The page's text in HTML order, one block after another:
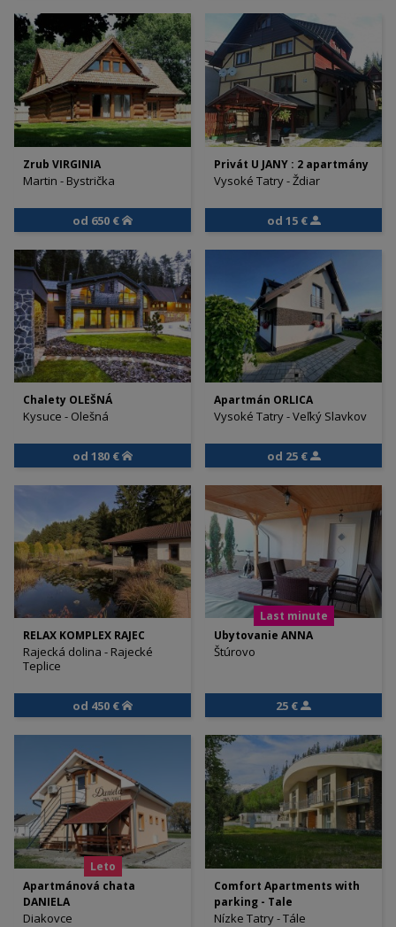
Zrub VIRGINIA
Martin - Bystrička
od 650 €
Privát U JANY : 2 apartmány
Vysoké Tatry - Ždiar
od 15 €
Chalety OLEŠNÁ
Kysuce - Olešná
od 180 €
Apartmán ORLICA
Vysoké Tatry - Veľký Slavkov
od 25 €
RELAX KOMPLEX RAJEC
Rajecká dolina - Rajecké
Teplice
od 450 €
Ubytovanie ANNA
Štúrovo
Last minute
25 €
Apartmánová chata
DANIELA
Diakovce
Leto
Comfort Apartments with
parking - Tale
Nízke Tatry - Tále